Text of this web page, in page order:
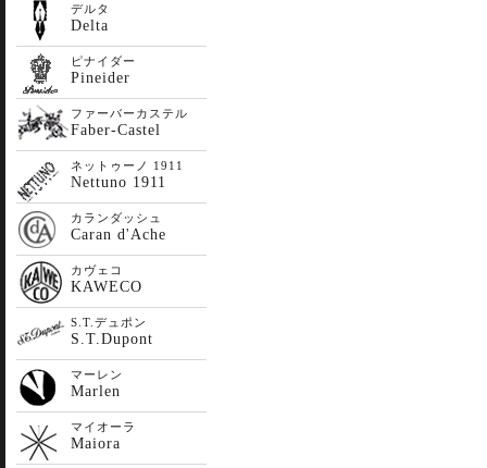
デルタ
Delta
ピナイダー
Pineider
ファーバーカステル
Faber-Castel
ネットゥーノ 1911
Nettuno 1911
カランダッシュ
Caran d'Ache
カヴェコ
KAWECO
S.T.デュポン
S.T.Dupont
マーレン
Marlen
マイオーラ
Maiora